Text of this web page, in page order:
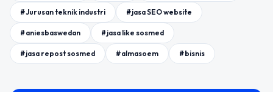
#Jurusan teknik industri #jasa SEO website
#aniesbaswedan #jasa like sosmed
#jasa repost sosmed #almasoem #bisnis